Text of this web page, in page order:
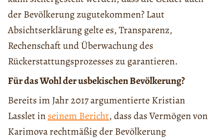
der Bevölkerung zugutekommen? Laut
Absichtserklärung gelte es, Transparenz,
Rechenschaft und Überwachung des
Rückerstattungsprozesses zu garantieren.
Für das Wohl der usbekischen Bevölkerung?
Bereits im Jahr 2017 argumentierte Kristian
Lasslet inseinem Bericht, dass das Vermögen von
Karimova rechtmäßig der Bevölkerung